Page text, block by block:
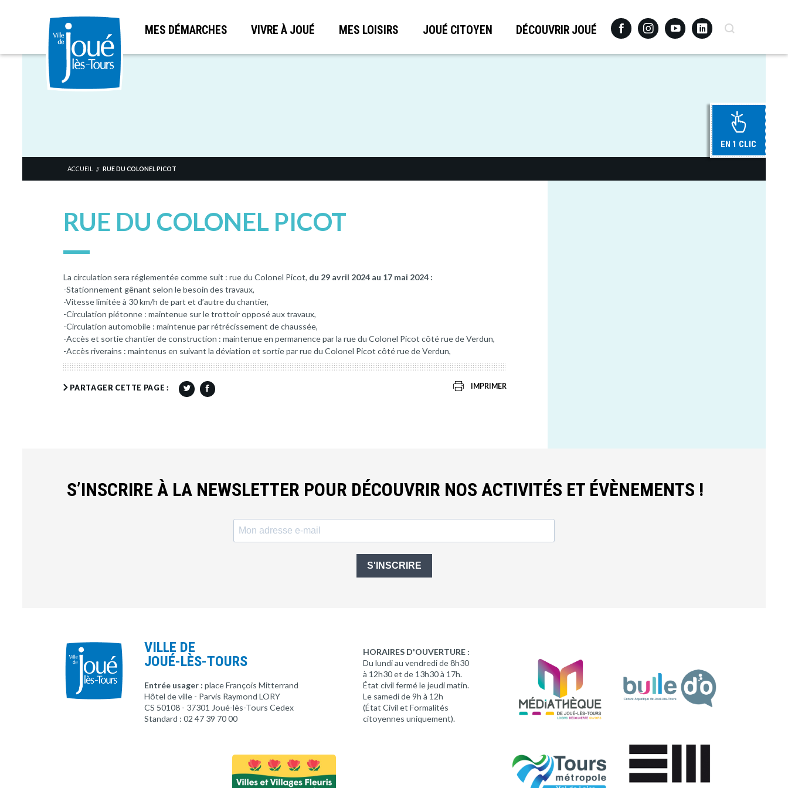
Aller
MES DÉMARCHES VIVRE À JOUÉ MES LOISIRS JOUÉ CITOYEN DÉCOUVRIR JOUÉ FacebookInstagramYoutubeLinkedinRecherche
EN 1 CLIC
ACCUEIL // RUE DU COLONEL PICOT
RUE DU COLONEL PICOT
La circulation sera réglementée comme suit : rue du Colonel Picot, du 29 avril 2024 au 17 mai 2024 :
-Stationnement gênant selon le besoin des travaux,
-Vitesse limitée à 30 km/h de part et d’autre du chantier,
-Circulation piétonne : maintenue sur le trottoir opposé aux travaux,
-Circulation automobile : maintenue par rétrécissement de chaussée,
-Accès et sortie chantier de construction : maintenue en permanence par la rue du Colonel Picot côté rue de Verdun,
-Accès riverains : maintenus en suivant la déviation et sortie par rue du Colonel Picot côté rue de Verdun,
PARTAGER CETTE PAGE : IMPRIMER
S’INSCRIRE À LA NEWSLETTER POUR DÉCOUVRIR NOS ACTIVITÉS ET ÉVÈNEMENTS !
S'INSCRIRE
VILLE DE
JOUÉ-LÈS-TOURS
Entrée usager : place François Mitterrand
Hôtel de ville - Parvis Raymond LORY
CS 50108 - 37301 Joué-lès-Tours Cedex
Standard : 02 47 39 70 00
HORAIRES D'OUVERTURE :
Du lundi au vendredi de 8h30
à 12h30 et de 13h30 à 17h.
État civil fermé le jeudi matin.
Le samedi de 9h à 12h
(État Civil et Formalités
citoyennes uniquement).